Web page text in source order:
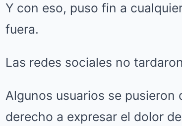
Y con eso, puso fin a
fuera.
Las redes sociales no
Algunos usuarios se pusieron
derecho a expresar el dolor